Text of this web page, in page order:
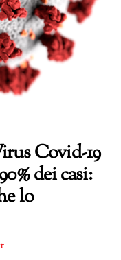
Covid-19
dei casi:
lo